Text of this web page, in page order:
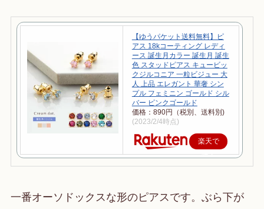
【ゆうパケット送料無料】ピ
アス 18kコーティング レディ
ース 誕生月カラー 誕生月 誕生
色 スタッドピアス キュービッ
クジルコニア 一粒ビジュー 大
人 上品 エレガント 華奢 シン
プル フェミニン ゴールド シル
バー ピンクゴールド
価格：890円（税別、送料別)
(2023/2/4時点)
楽天で
購入
一番オーソドックスな形のピアスです。ぶら下が